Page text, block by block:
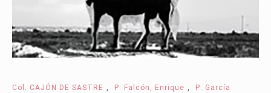
Col. CAJÓN DE SASTRE , P: Falcón, Enrique ,
P: García